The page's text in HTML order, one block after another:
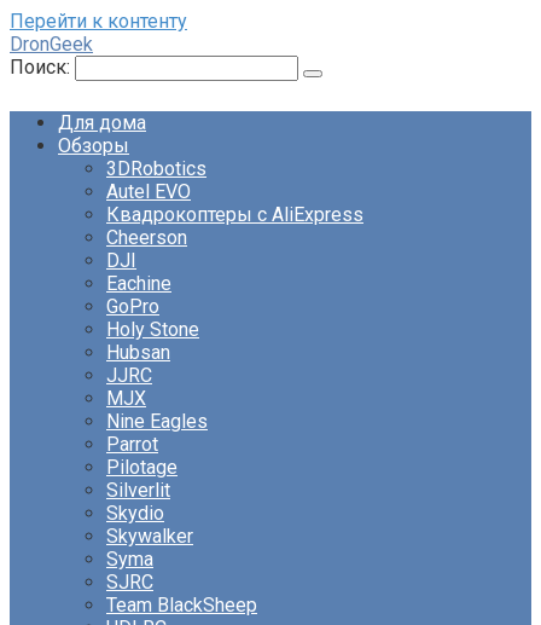
Перейти к контенту
DronGeek
Поиск:
Для дома
Обзоры
3DRobotics
Autel EVO
Квадрокоптеры с AliExpress
Cheerson
DJI
Eachine
GoPro
Holy Stone
Hubsan
JJRC
MJX
Nine Eagles
Parrot
Pilotage
Silverlit
Skydio
Skywalker
Syma
SJRC
Team BlackSheep